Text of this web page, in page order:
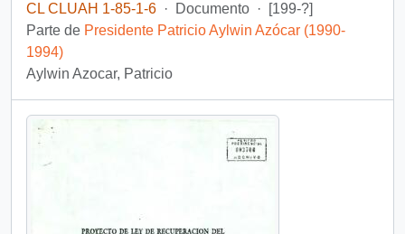
CL CLUAH 1-85-1-6 · Documento ·
[199-?]
Parte de Presidente Patricio Aylwin Azócar (1990-
1994)
Aylwin Azocar, Patricio